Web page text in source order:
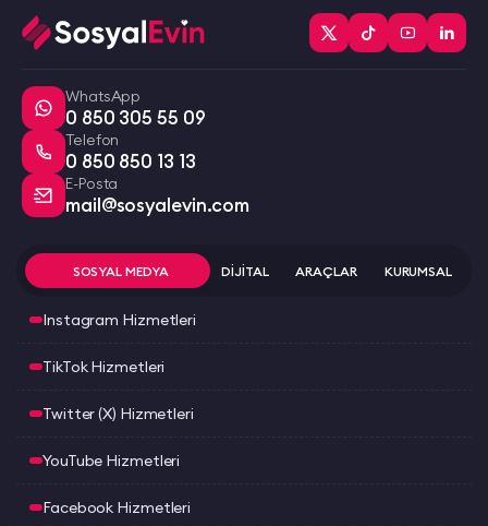
WhatsApp
0 850 305 55 09
Telefon
0 850 850 13 13
E-Posta
mail@sosyalevin.com
SOSYAL MEDYA DİJİTAL ARAÇLAR KURUMSAL
Instagram Hizmetleri
TikTok Hizmetleri
Twitter (X) Hizmetleri
YouTube Hizmetleri
Facebook Hizmetleri